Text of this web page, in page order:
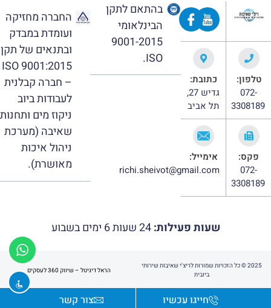
טלפון:
072-
3308189
כתובת:
גדיש 27,
תל אביב
פקס:
072-
3308189
אימייל:
richi.sheivot@gmail.com
בהתאם לתקן
הבינלאומי
9001-2015
ISO.
החברה מחזיקה
ועומדת במבדק
ובתנאים של תקן
ISO 9001:2015
– חברה קבלנית
לעבודות ביוב
ניקוז מים ותחנות
שאיבה (מערכת
ניהול איכות
מאושרת).
שעות פעילות:24 שעות 6 ימים בשבוע
2025 © כל הזכויות שמורות לריצ'י שאיבות שירותי
ביובית
הראל דיגיטל – שיווק 360 לעסקים
חייגו עכשיו צור קשר